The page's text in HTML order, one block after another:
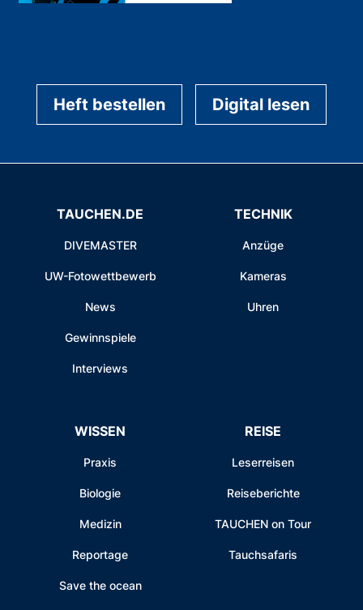
Heft bestellen Digital lesen
TAUCHEN.DE
DIVEMASTER
UW-Fotowettbewerb
News
Gewinnspiele
Interviews
TECHNIK
Anzüge
Kameras
Uhren
WISSEN
Praxis
Biologie
Medizin
Reportage
Save the ocean
REISE
Leserreisen
Reiseberichte
TAUCHEN on Tour
Tauchsafaris